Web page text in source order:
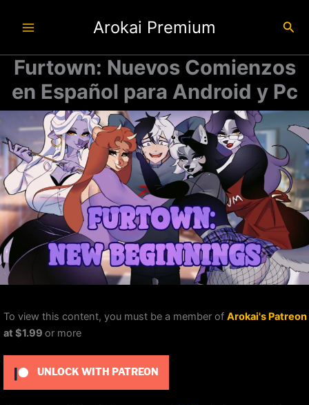
Arokai Premium
Furtown: Nuevos Comienzos
en Español para Android y Pc
To view this content, you must be a member of Arokai's Patreon
at $1.99 or more
UNLOCK WITH PATREON